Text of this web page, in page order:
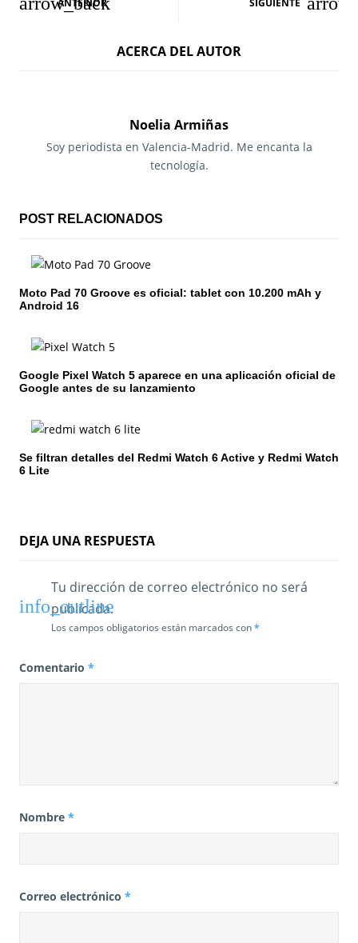
i
n
d
e
e
n
r
a
ACERCA DEL AUTOR
Noelia Armiñas
Soy periodista en Valencia-Madrid. Me encanta la
tecnología.
POST RELACIONADOS
Moto Pad 70 Groove es oficial: tablet con 10.200 mAh y
Android 16
Google Pixel Watch 5 aparece en una aplicación oficial de
Google antes de su lanzamiento
Se filtran detalles del Redmi Watch 6 Active y Redmi Watch
6 Lite
DEJA UNA RESPUESTA
Tu dirección de correo electrónico no será
publicada.
Los campos obligatorios están marcados con*
Comentario *
Nombre *
Correo electrónico *